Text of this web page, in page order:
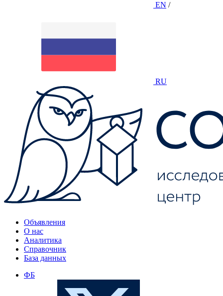
EN /
RU
Объявления
О нас
Аналитика
Справочник
База данных
ФБ